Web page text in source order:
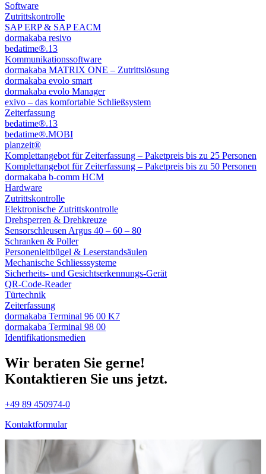
Software
Zutrittskontrolle
SAP ERP & SAP EACM
dormakaba resivo
bedatime®.13
Kommunikationssoftware
dormakaba MATRIX ONE – Zutrittslösung
dormakaba evolo smart
dormakaba evolo Manager
exivo – das komfortable Schließsystem
Zeiterfassung
bedatime®.13
bedatime®.MOBI
planzeit®
Komplettangebot für Zeiterfassung – Paketpreis bis zu 25 Personen
Komplettangebot für Zeiterfassung – Paketpreis bis zu 50 Personen
dormakaba b-comm HCM
Hardware
Zutrittskontrolle
Elektronische Zutrittskontrolle
Drehsperren & Drehkreuze
Sensorschleusen Argus 40 – 60 – 80
Schranken & Poller
Personenleitbügel & Leserstandsäulen
Mechanische Schliess­systeme
Sicherheits- und Gesichtserkennungs-Gerät
QR-Code-Reader
Türtechnik
Zeiterfassung
dormakaba Terminal 96 00 K7
dormakaba Terminal 98 00
Identifikations­medien
Wir beraten Sie gerne!
Kontaktieren Sie uns jetzt.
+49 89 450974-0
Kontaktformular